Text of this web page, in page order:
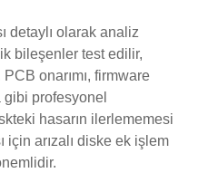
detaylı olarak analiz
bileşenler test edilir,
onarımı, firmware
profesyonel
hasarın ilerlememesi
için arızalı diske ek işlem